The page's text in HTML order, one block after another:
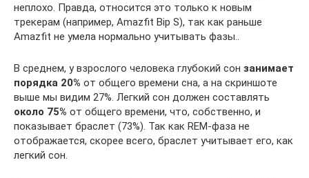
неплохо. Правда, относится это только к новым
трекерам (например, Amazfit Bip S), так как раньше
Amazfit не умела нормально учитывать фазы..
В среднем, у взрослого человека глубокий сон занимает
порядка 20% от общего времени сна, а на скриншоте
выше мы видим 27%. Легкий сон должен составлять
около 75% от общего времени, что, собственно, и
показывает браслет (73%). Так как REM-фаза не
отображается, скорее всего, браслет учитывает его, как
легкий сон.